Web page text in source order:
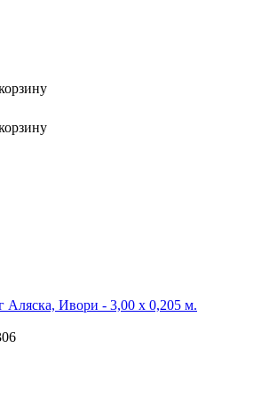
Ивори - 3,00 х 0,205 м.